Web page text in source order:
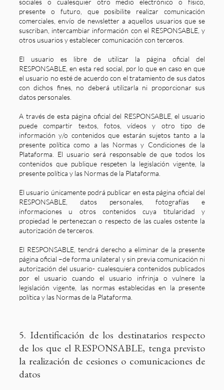
sociales o cualesquier otro medio electrónico o físico,
presente o futuro, que posibilite realizar comunicación
comerciales, envío de newsletter a aquellos usuarios que se
suscriban, intercambiar información con el RESPONSABLE, y
otros usuarios y establecer comunicación con terceros.
El usuario es libre de utilizar la página oficial del
RESPONSABLE, en esta red social, por lo que en caso en que
el usuario no esté de acuerdo con el tratamiento de sus datos
con dichos fines, no deberá utilizarla ni proporcionar sus
datos personales.
A través de esta página oficial del RESPONSABLE, el usuario
puede compartir textos, fotos, vídeos y otro tipo de
información y/o contenidos que estarán sujetos tanto a la
presente política como a las Normas y Condiciones de la
Plataforma. El usuario será responsable de que todos los
contenidos que publique respeten la legislación vigente, la
presente política y las Normas de la Plataforma.
El usuario únicamente podrá publicar en esta página oficial del
RESPONSABLE, datos personales, fotografías e
informaciones u otros contenidos cuya titularidad y
propiedad le pertenezcan o respecto de las cuales ostente la
autorización de terceros.
El RESPONSABLE, tendrá derecho a eliminar de la presente
página oficial –de forma unilateral y sin previa comunicación ni
autorización del usuario- cualesquiera contenidos publicados
por el usuario cuando el usuario infrinja o vulnere la
legislación vigente, las normas establecidas en la presente
política y las Normas de la Plataforma.
5. Identificación de los destinatarios respecto
de los que el RESPONSABLE, tenga previsto
la realización de cesiones o comunicaciones de
datos